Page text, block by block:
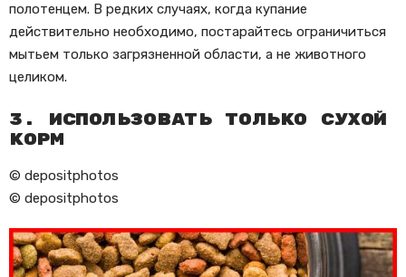
полотенцем. В редких случаях, когда купание
действительно необходимо, постарайтесь ограничиться
мытьем только загрязненной области, а не животного
целиком.
3. Использовать только сухой
корм
© depositphotos
© depositphotos